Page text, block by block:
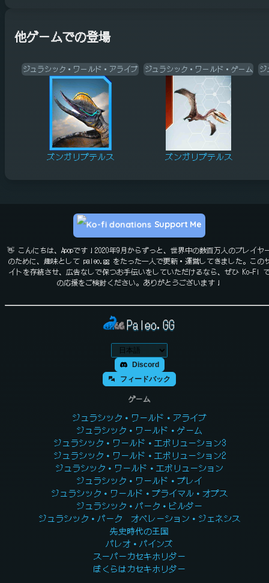
他ゲームでの登場
ジュラシック・ワールド・アライブ
ズンガリプテルス
ジュラシック・ワールド・ゲーム
ズンガリプテルス
ジ
👋 こんにちは、Apopです！2020年9月からずっと、世界中の数百万人のプレイヤ
のために、趣味として paleo.gg をたった一人で更新・運営してきました。この
イトを存続させ、広告なしで保つお手伝いをしていただけるなら、ぜひ Ko-Fi
の応援をご検討ください。ありがとうございます！
Support Me
Paleo.GG
Discord
フィードバック
ゲーム
ジュラシック・ワールド・アライブ
ジュラシック・ワールド・ゲーム
ジュラシック・ワールド・エボリューション3
ジュラシック・ワールド・エボリューション2
ジュラシック・ワールド・エボリューション
ジュラシック・ワールド・プレイ
ジュラシック・ワールド・プライマル・オプス
ジュラシック・パーク・ビルダー
ジュラシック・パーク オペレーション・ジェネシス
先史時代の王国
パレオ・パインズ
スーパーカセキホリダー
ぼくらはカセキホリダー